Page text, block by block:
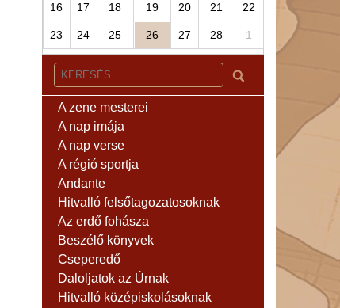
16 17 18 19 20 21 22
23 24 25 26 27 28 1
A zene mesterei
A nap imája
A nap verse
A régió sportja
Andante
Hitvalló felsőtagozatosoknak
Az erdő fohásza
Beszélő könyvek
Cseperedő
Daloljatok az Úrnak
Hitvalló középiskolásoknak